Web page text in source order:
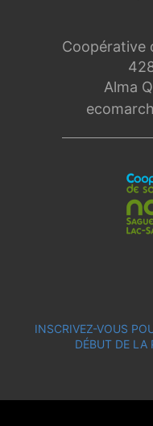
Coopérative
Alma
INSCRIVEZ-VOUS
DÉBUT DE LA